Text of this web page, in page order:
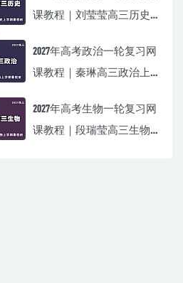
课教程｜刘莹莹高三历史
2027年高考政治一轮复习网
课教程｜秦琳高三政治上
2027年高考生物一轮复习网
课教程｜段瑞莹高三生物